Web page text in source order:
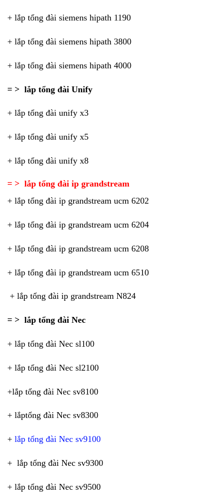
+ lắp tổng đài siemens hipath 1190
+ lắp tổng đài siemens hipath 3800
+ lắp tổng đài siemens hipath 4000
= > lắp tổng đài Unify
+ lắp tổng đài unify x3
+ lắp tổng đài unify x5
+ lắp tổng đài unify x8
= > lắp tổng đài ip grandstream
+ lắp tổng đài ip grandstream ucm 6202
+ lắp tổng đài ip grandstream ucm 6204
+ lắp tổng đài ip grandstream ucm 6208
+ lắp tổng đài ip grandstream ucm 6510
+ lắp tổng đài ip grandstream N824
= > lắp tổng đài Nec
+ lắp tổng đài Nec sl100
+ lắp tổng đài Nec sl2100
+lắp tổng đài Nec sv8100
+ lắptổng đài Nec sv8300
+ lắp tổng đài Nec sv9100
+ lắp tổng đài Nec sv9300
+ lắp tổng đài Nec sv9500